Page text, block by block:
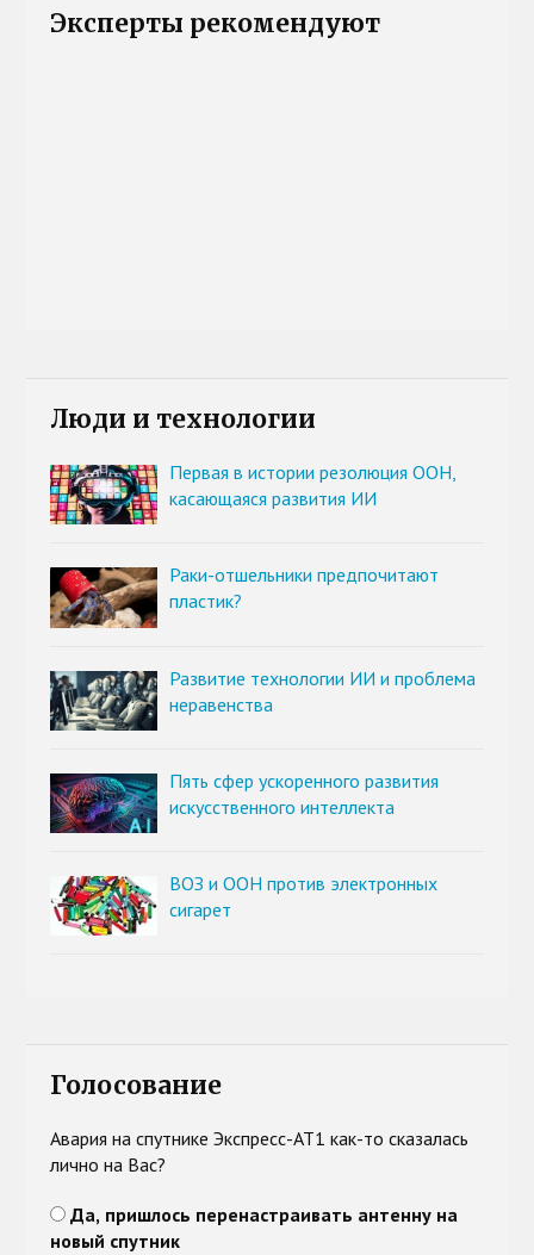
Эксперты рекомендуют
Люди и технологии
Первая в истории резолюция ООН,
касающаяся развития ИИ
Раки-отшельники предпочитают
пластик?
Развитие технологии ИИ и проблема
неравенства
Пять сфер ускоренного развития
искусственного интеллекта
ВОЗ и ООН против электронных
сигарет
Голосование
Авария на спутнике Экспресс-АТ1 как-то сказалась
лично на Вас?
Да, пришлось перенастраивать антенну на
новый спутник